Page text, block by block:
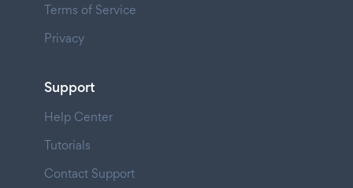
Terms of Service
Privacy
Support
Help Center
Tutorials
Contact Support